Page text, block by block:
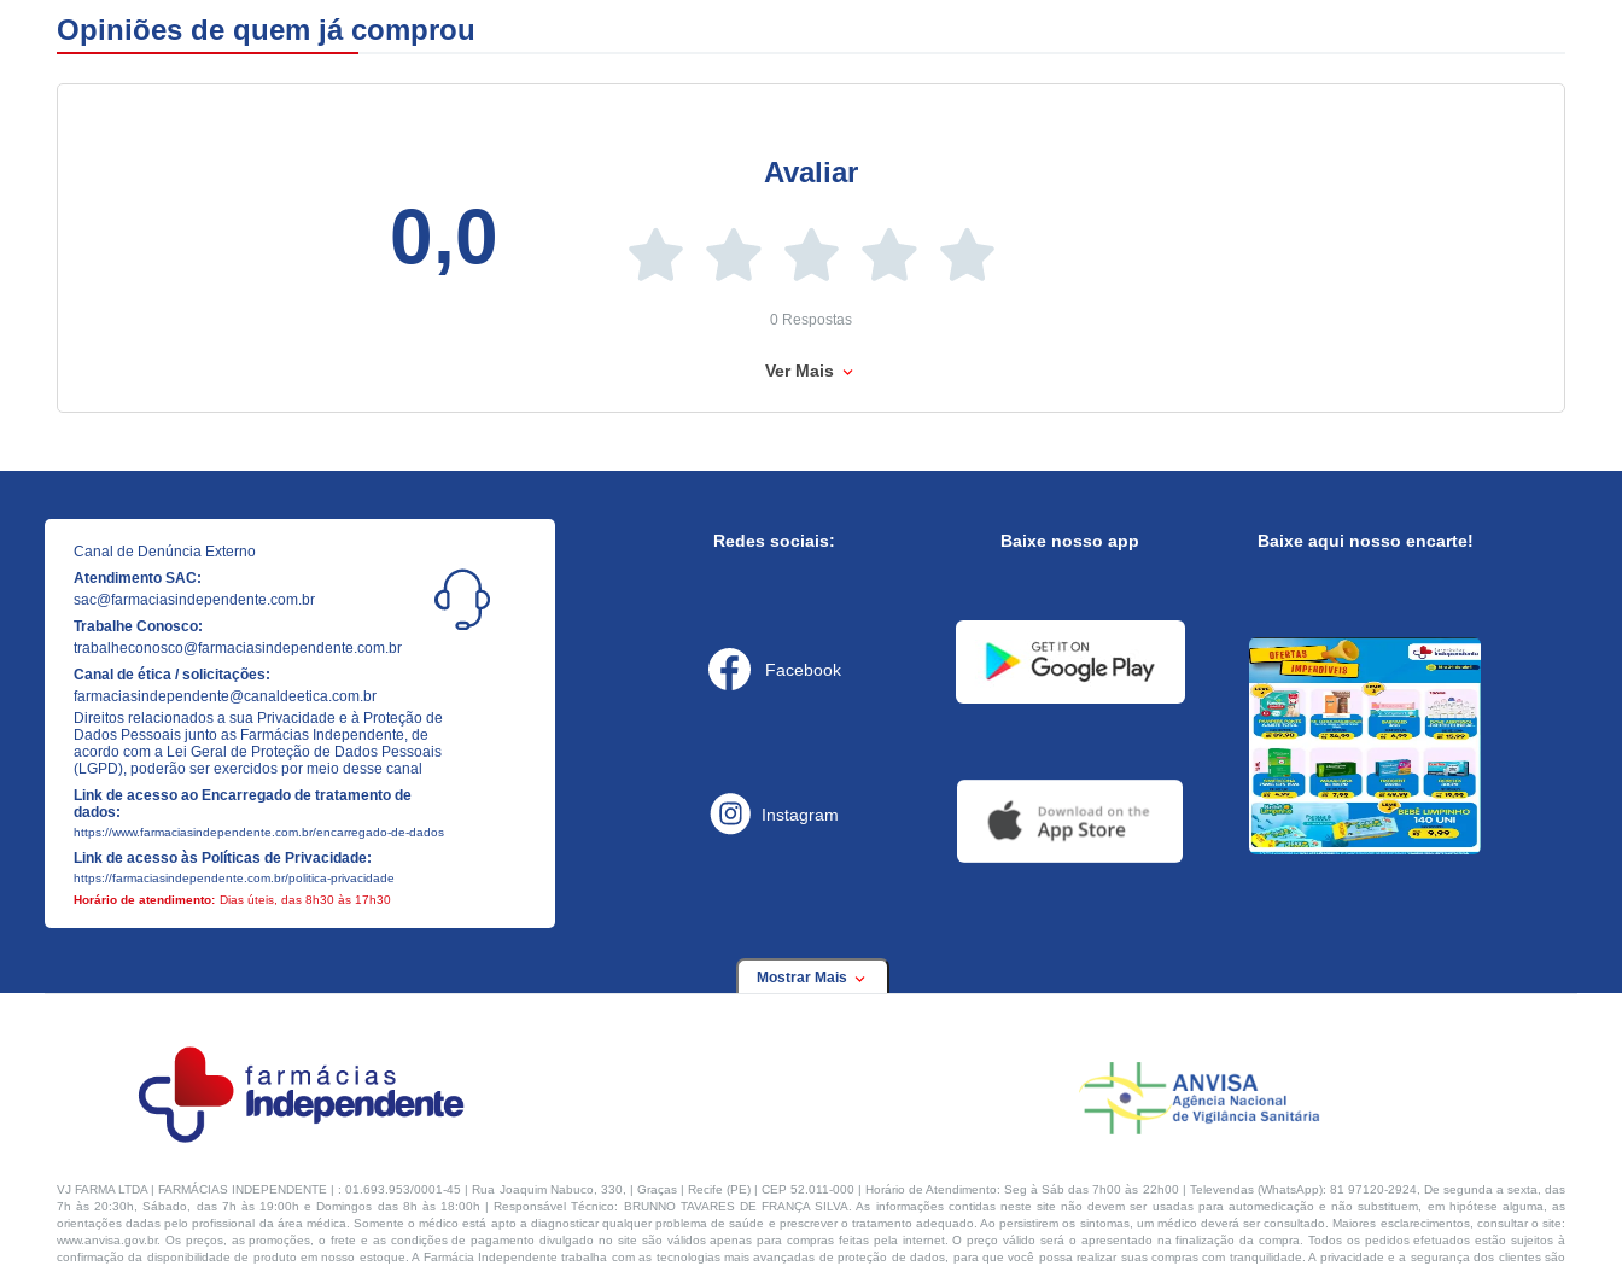
Opiniões de quem já comprou
0,0
Avaliar
0 Respostas
Ver Mais
Canal de Denúncia Externo
Atendimento SAC:
sac@farmaciasindependente.com.br
Trabalhe Conosco:
trabalheconosco@farmaciasindependente.com.br
Canal de ética / solicitações:
farmaciasindependente@canaldeetica.com.br
Direitos relacionados a sua Privacidade e à Proteção de
Dados Pessoais junto as Farmácias Independente, de
acordo com a Lei Geral de Proteção de Dados Pessoais
(LGPD), poderão ser exercidos por meio desse canal
Link de acesso ao Encarregado de tratamento de
dados:
https://www.farmaciasindependente.com.br/encarregado-de-dados
Link de acesso às Políticas de Privacidade:
https://farmaciasindependente.com.br/politica-privacidade
Horário de atendimento: Dias úteis, das 8h30 às 17h30
Redes sociais:
Facebook
Instagram
Baixe nosso app Baixe aqui nosso encarte!
Mostrar Mais
VJ FARMA LTDA | FARMÁCIAS INDEPENDENTE | : 01.693.953/0001-45 | Rua Joaquim Nabuco, 330, | Graças | Recife (PE) | CEP 52.011-000 | Horário de Atendimento: Seg à Sáb das 7h00 às 22h00 | Televendas (WhatsApp): 81 97120-2924, De segunda a sexta, das
7h às 20:30h, Sábado, das 7h às 19:00h e Domingos das 8h às 18:00h | Responsável Técnico: BRUNNO TAVARES DE FRANÇA SILVA. As informações contidas neste site não devem ser usadas para automedicação e não substituem, em hipótese alguma, as
orientações dadas pelo profissional da área médica. Somente o médico está apto a diagnosticar qualquer problema de saúde e prescrever o tratamento adequado. Ao persistirem os sintomas, um médico deverá ser consultado. Maiores esclarecimentos, consultar o site:
www.anvisa.gov.br. Os preços, as promoções, o frete e as condições de pagamento divulgado no site são válidos apenas para compras feitas pela internet. O preço válido será o apresentado na finalização da compra. Todos os pedidos efetuados estão sujeitos à
confirmação da disponibilidade de produto em nosso estoque. A Farmácia Independente trabalha com as tecnologias mais avançadas de proteção de dados, para que você possa realizar suas compras com tranquilidade. A privacidade e a segurança dos clientes são